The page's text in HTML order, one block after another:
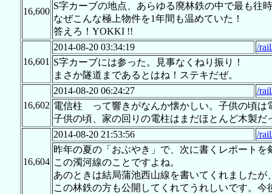
16,600
S字カーブの地点、あらゆる廃林鉄の中で最も往
なぜこんな極上物件を1年間も温めていた！
答えろ！YOKKI !!
16,601
2014-08-20 03:34:19
/
S字カーブには参った。見事なくねり振り！
まさか隧道まであるとはね！ステキだぜ。
16,602
2014-08-20 06:24:27
/
電信柱 って響きがなんか懐かしい。子供の頃は
子供の頃、家の回りの電柱はまだほとんど木製だ
16,604
2014-08-20 21:53:56
/
昨年の夏の「おぶやき」で、次に書くレポート
この濁河線のことですよね。
あのときは結局蒲池西山線を書いてくれました
この林鉄の方も公開してくれてうれしいです。